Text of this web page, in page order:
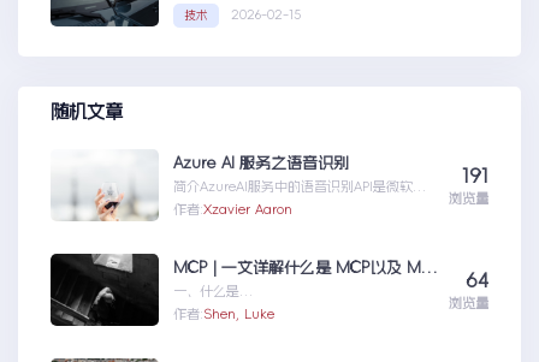
的运行环境。了解环境配置不仅能帮助我们定位问
题，也为...修复moss本机访问
技术 2026-02-15
随机文章
Azure AI 服务之语音识别
简介AzureAI服务中的语音识别API是微软提
供的一项先进技术，旨在帮助开发者轻松实现
作者:Xzavier Aaron
191
浏览量
MCP | 一文详解什么是 MCP以及 MCP 可以做什么
一、什么是
MCPMCP（ModelContextProtocol）是一
作者:Shen, Luke
64
浏览量